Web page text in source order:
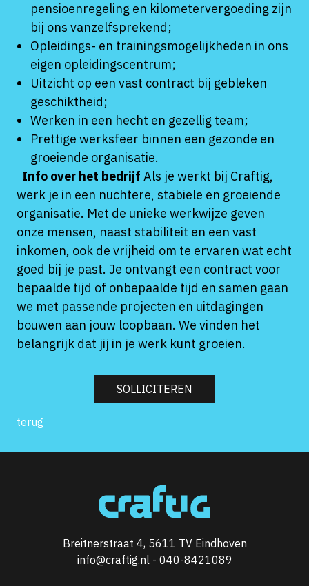
pensioenregeling en kilometervergoeding zijn
bij ons vanzelfsprekend;
Opleidings- en trainingsmogelijkheden in ons
eigen opleidingscentrum;
Uitzicht op een vast contract bij gebleken
geschiktheid;
Werken in een hecht en gezellig team;
Prettige werksfeer binnen een gezonde en
groeiende organisatie.
Info over het bedrijf Als je werkt bij Craftig,
werk je in een nuchtere, stabiele en groeiende
organisatie. Met de unieke werkwijze geven
onze mensen, naast stabiliteit en een vast
inkomen, ook de vrijheid om te ervaren wat echt
goed bij je past. Je ontvangt een contract voor
bepaalde tijd of onbepaalde tijd en samen gaan
we met passende projecten en uitdagingen
bouwen aan jouw loopbaan. We vinden het
belangrijk dat jij in je werk kunt groeien.
SOLLICITEREN
terug
Breitnerstraat 4, 5611 TV Eindhoven
info@craftig.nl- 040-8421089